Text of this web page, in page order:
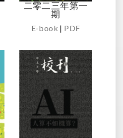
二零二三年第一
期
E-book | PDF